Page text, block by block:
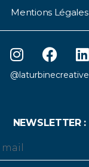
Mentions Légales
@laturbinecreative
NEWSLETTER :